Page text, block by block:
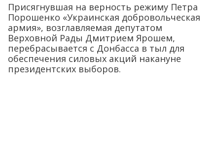
Присягнувшая на верность режиму Петра
Порошенко «Украинская добровольческая
армия», возглавляемая депутатом
Верховной Рады Дмитрием Ярошем,
перебрасывается с Донбасса в тыл для
обеспечения силовых акций накануне
президентских выборов.